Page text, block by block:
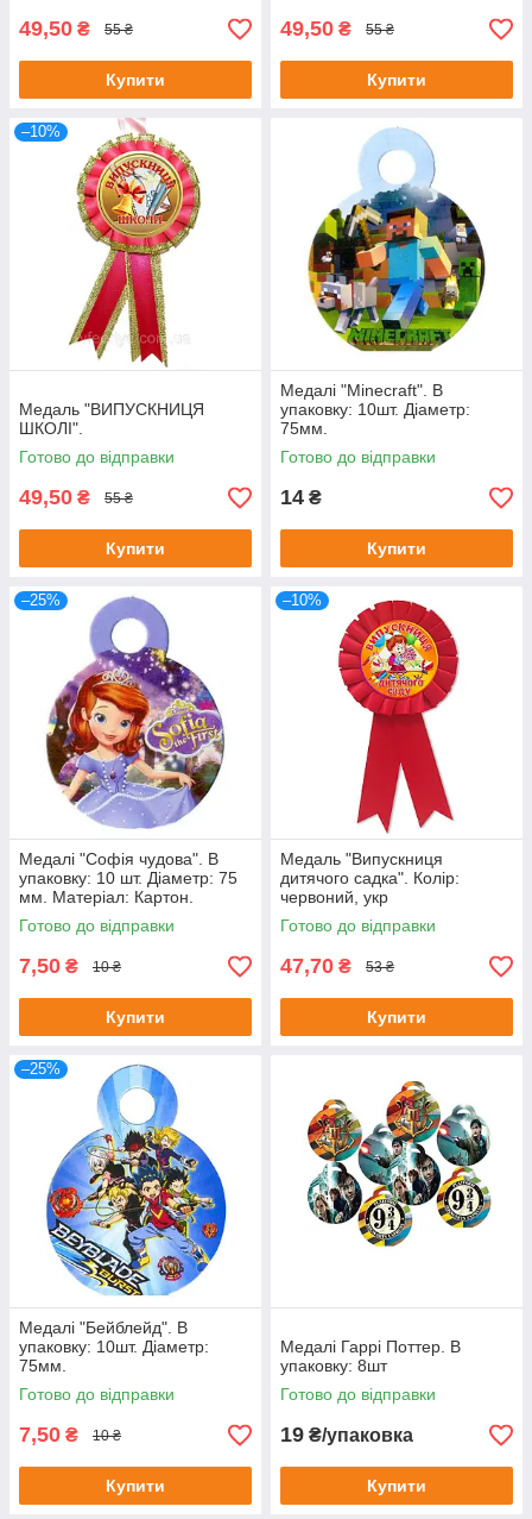
49,50 ₴ 55 ₴
Купити
49,50 ₴ 55 ₴
Купити
–10%
Медаль "ВИПУСКНИЦЯ
ШКОЛІ".
Готово до відправки
49,50 ₴ 55 ₴
Купити
Медалі "Minecraft". В
упаковку: 10шт. Діаметр:
75мм.
Готово до відправки
14 ₴
Купити
–25%
Медалі "Софія чудова". В
упаковку: 10 шт. Діаметр: 75
мм. Матеріал: Картон.
Готово до відправки
7,50 ₴ 10 ₴
Купити
–10%
Медаль "Випускниця
дитячого садка". Колір:
червоний, укр
Готово до відправки
47,70 ₴ 53 ₴
Купити
–25%
Медалі "Бейблейд". В
упаковку: 10шт. Діаметр:
75мм.
Готово до відправки
7,50 ₴ 10 ₴
Купити
Медалі Гаррі Поттер. В
упаковку: 8шт
Готово до відправки
19 ₴/упаковка
Купити